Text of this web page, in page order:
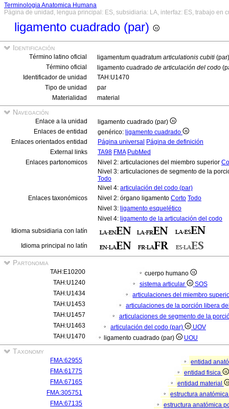
Terminologia Anatomica Humana
Página de unidad, lengua principal: ES, subsidiaria: LA, interfaz: ES, trabajo en
ligamento cuadrado (par)
Identificación
Término latino oficial ligamentum quadratum articulationis cubiti
Término oficial
ligamento cuadrado de articulación del codo
Identificador de unidad
TAH:U1470
Tipo de unidad
par
Materialidad
material
Navegación
Enlace a la unidad
ligamento cuadrado (par)
Enlaces de entidad
genérico: ligamento cuadrado
Enlaces orientados entidad
Página universal Página de definición
External links
TA98 FMA PubMed
Enlaces partonomicos
Nivel 2: articulaciones del miembro superior
Nivel 3: articulaciones de segmento de la
Todo
Nivel 4: articulación del codo (par)
Enlaces taxonómicos
Nivel 2: órgano ligamento Corto Todo
Nivel 3: ligamento esquelético
Nivel 4: ligamento de la articulación del codo
Idioma subsidiaria con latín
Idioma principal no latín
Partonomia
TAH:E10200
cuerpo humano
TAH:U1240
sistema articular
SOS
TAH:U1434
articulaciones del miembro
TAH:U1453
articulaciones de la porción libera
TAH:U1457
articulaciones de segmento de la
TAH:U1463
articulación del codo (par)
UOV
TAH:U1470
ligamento cuadrado (par) UOU
Taxonomy
FMA:62955
entidad
FMA:61775
entidad fisica
FMA:67165
entidad material
FMA:305751
estructura
FMA:67135
estructura anatómica